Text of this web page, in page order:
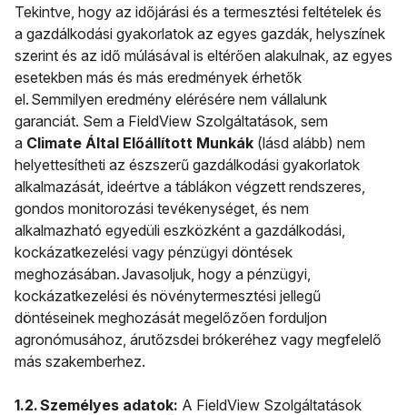
Tekintve, hogy az időjárási és a termesztési feltételek és
a gazdálkodási gyakorlatok az egyes gazdák, helyszínek
szerint és az idő múlásával is eltérően alakulnak, az egyes
esetekben más és más eredmények érhetők
el. Semmilyen eredmény elérésére nem vállalunk
garanciát. Sem a FieldView Szolgáltatások, sem
a Climate Által Előállított Munkák (lásd alább) nem
helyettesítheti az észszerű gazdálkodási gyakorlatok
alkalmazását, ideértve a táblákon végzett rendszeres,
gondos monitorozási tevékenységet, és nem
alkalmazható egyedüli eszközként a gazdálkodási,
kockázatkezelési vagy pénzügyi döntések
meghozásában. Javasoljuk, hogy a pénzügyi,
kockázatkezelési és növénytermesztési jellegű
döntéseinek meghozását megelőzően forduljon
agronómusához, árutőzsdei brókeréhez vagy megfelelő
más szakemberhez.
1.2. Személyes adatok: A FieldView Szolgáltatások